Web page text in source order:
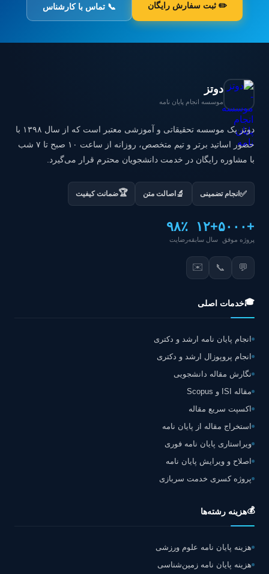
✏️ ثبت سفارش رایگان 📞 تماس با کارشناس
دوتز
موسسه انجام پایان نامه
دوتز یک موسسه تحقیقاتی و آموزشی معتبر است که از سال ۱۳۹۸ با
حضور اساتید برتر و تیم متخصص، روزانه از ساعت ۱۰ صبح تا ۷ شب
با مشاوره رایگان در خدمت دانشجویان محترم قرار می‌گیرد.
✅ انجام تضمینی 🔬 اصالت متن 🏆ضمانت کیفیت
+۵۰۰۰
پروژه موفق
+۱۲
سال سابقه
۹۸٪
رضایت
💬
📞
✉️
🎓خدمات اصلی
انجام پایان نامه ارشد و دکتری
انجام پروپوزال ارشد و دکتری
نگارش مقاله دانشجویی
مقاله ISI و Scopus
اکسپت سریع مقاله
استخراج مقاله از پایان نامه
ویراستاری پایان نامه فوری
اصلاح و ویرایش پایان نامه
پروژه کسری خدمت سربازی
💰هزینه رشته‌ها
هزینه پایان نامه علوم ورزشی
هزینه پایان نامه زمین‌شناسی